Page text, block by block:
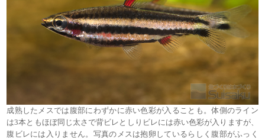
成熟したメスでは腹部にわずかに赤い色彩が入ることも。体側のライン
は3本ともほぼ同じ太さで背ビレとしりビレには赤い色彩が入りますが、
腹ビレには入りません。写真のメスは抱卵しているらしく腹部がふっく